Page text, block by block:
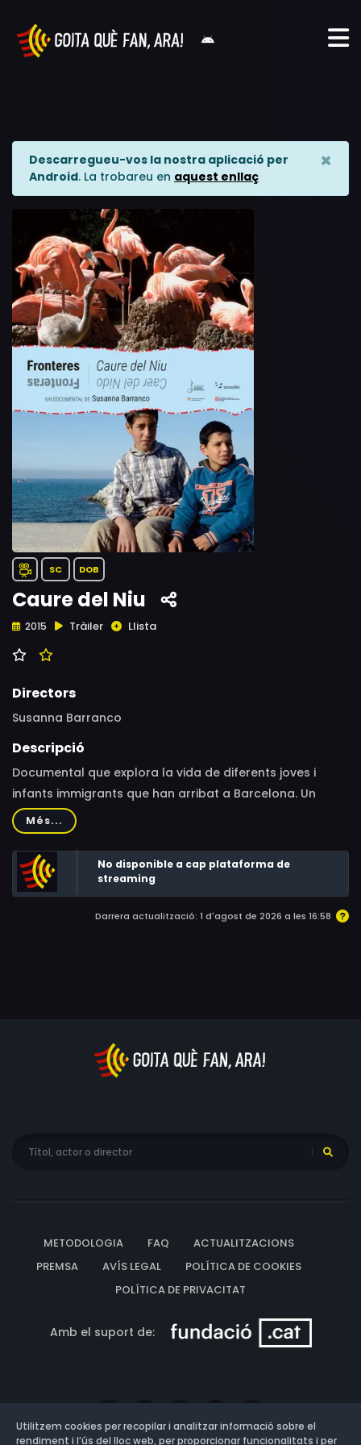
Descarregueu-vos la nostra aplicació per
Android. La trobareu en aquest enllaç
×
SC DOB
Caure del Niu
2015 Tràiler Llista
Directors
Susanna Barranco
Descripció
Documental que explora la vida de diferents joves i
infants immigrants que han arribat a Barcelona. Un
retrat de la joventut, de les seves preocupacions, els
seus anhels i les seves esperances, i de les dificultats de
començar una nova vida.
Més...
No disponible a cap plataforma de
streaming
Darrera actualització: 1 d'agost de 2026 a les 16:58
METODOLOGIA FAQ
ACTUALITZACIONS
PREMSA
AVÍS LEGAL
POLÍTICA DE COOKIES
POLÍTICA DE PRIVACITAT
Amb el suport de:
Utilitzem cookies per recopilar i analitzar informació sobre el
rendiment i l’ús del lloc web, per proporcionar funcionalitats i per